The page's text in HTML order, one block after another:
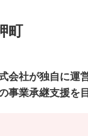
町
社が独自に運
業承継支援を